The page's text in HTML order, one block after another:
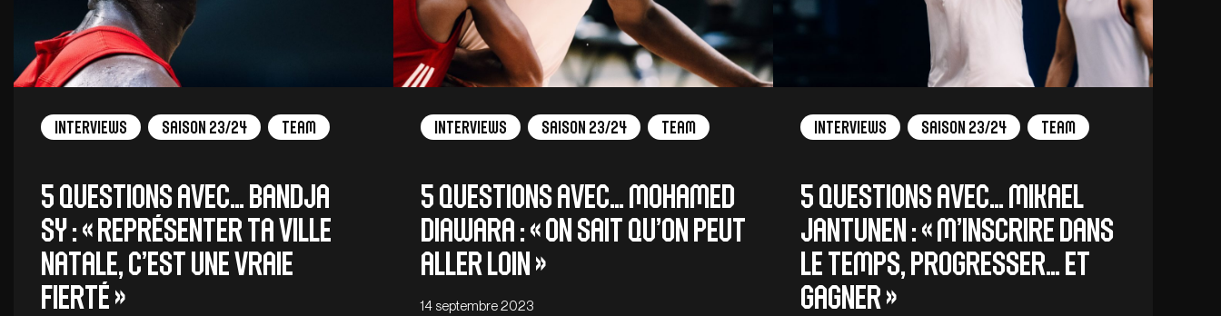
Interviews Saison 23/24 Team
5 QUESTIONS AVEC… BANDJA
SY : « Représenter ta ville
natale, c’est une vraie
fierté »
Interviews Saison 23/24 Team
5 QUESTIONS AVEC… MOHAMED
DIAWARA : « On sait qu’on peut
aller loin »
14 septembre 2023
Interviews Saison 23/24 Team
5 QUESTIONS AVEC… Mikael
Jantunen : « M’inscrire dans
le temps, progresser… et
gagner »